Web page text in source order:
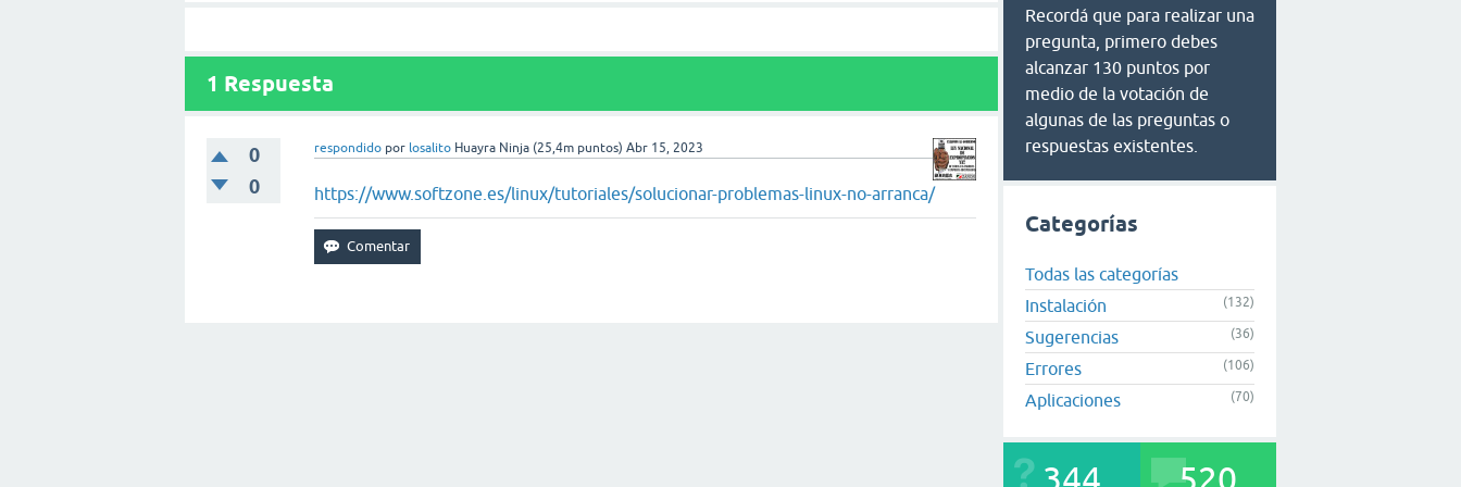
1 Respuesta
0
0
respondido por losalito Huayra Ninja (25,4m puntos) Abr 15, 2023
https://www.softzone.es/linux/tutoriales/solucionar-problemas-linux-no-arranca/
Recordá que para realizar una
pregunta, primero debes
alcanzar 130 puntos por
medio de la votación de
algunas de las preguntas o
respuestas existentes.
Categorías
Todas las categorías
Instalación
(132)
Sugerencias (36)
Errores (106)
Aplicaciones (70)
344 520